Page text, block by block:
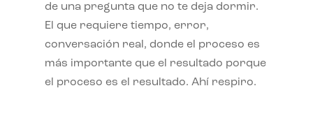
de una pregunta que no te deja dormir.
El que requiere tiempo, error,
conversación real, donde el proceso es
más importante que el resultado porque
el proceso es el resultado. Ahí respiro.